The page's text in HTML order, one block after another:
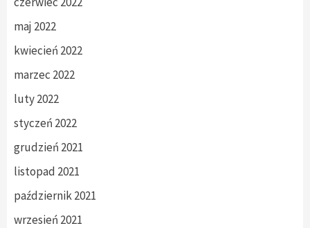
maj 2022
kwiecień 2022
marzec 2022
luty 2022
styczeń 2022
grudzień 2021
listopad 2021
październik 2021
wrzesień 2021